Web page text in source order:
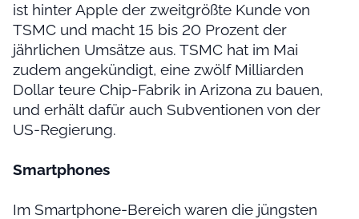
ist hinter Apple der zweitgrößte Kunde von
TSMC und macht 15 bis 20 Prozent der
jährlichen Umsätze aus. TSMC hat im Mai
zudem angekündigt, eine zwölf Milliarden
Dollar teure Chip-Fabrik in Arizona zu bauen,
und erhält dafür auch Subventionen von der
US-Regierung.
Smartphones
Im Smartphone-Bereich waren die jüngsten